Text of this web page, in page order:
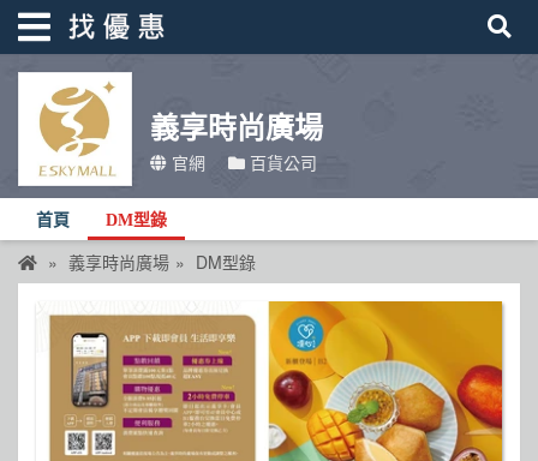
義享時尚廣場
官網 百貨公司
首頁 DM型錄
義享時尚廣場 DM型錄
找優惠
首頁
優惠活動
折價卷
線上DM
找菜單
品牌總覽